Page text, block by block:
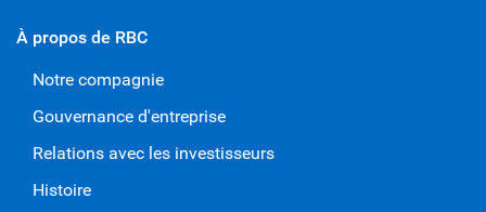
À propos de RBC
Notre compagnie
Gouvernance d'entreprise
Relations avec les investisseurs
Histoire